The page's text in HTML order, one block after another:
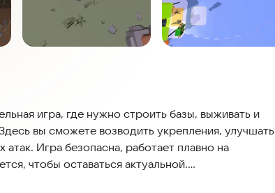
игра, где нужно строить базы, выживать и
вы сможете возводить укрепления, улучшать
Игра безопасна, работает плавно на
чтобы оставаться актуальной.